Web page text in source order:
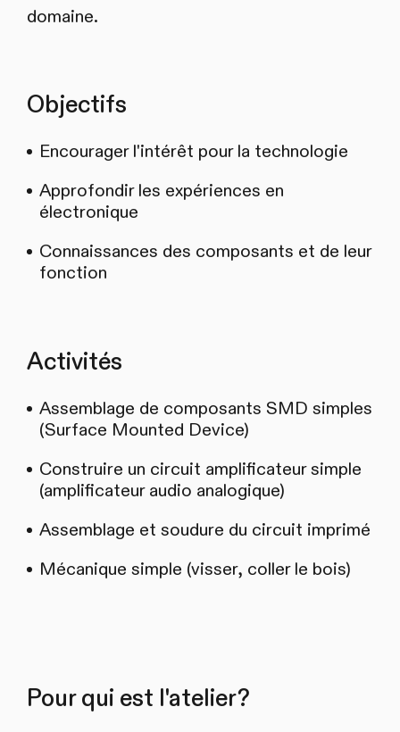
domaine.
Objectifs
Encourager l'intérêt pour la technologie
Approfondir les expériences en
électronique
Connaissances des composants et de leur
fonction
Activités
Assemblage de composants SMD simples
(Surface Mounted Device)
Construire un circuit amplificateur simple
(amplificateur audio analogique)
Assemblage et soudure du circuit imprimé
Mécanique simple (visser, coller le bois)
Pour qui est l'atelier?